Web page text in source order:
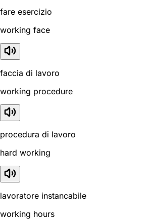
fare esercizio
working face
faccia di lavoro
working procedure
procedura di lavoro
hard working
lavoratore instancabile
working hours